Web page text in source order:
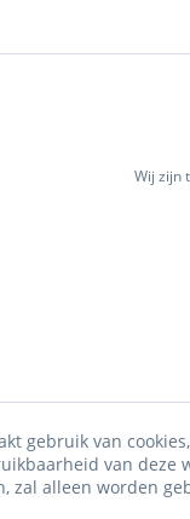
Wij zijn
gebruik van
van deze
zal alleen worden